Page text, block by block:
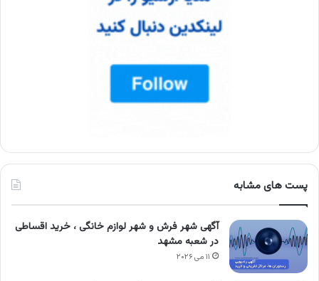
پست های مشابه
آگهی شهر فرش و شهر لوازم خانگی ، خرید اقساطی
در شعبه مشهد
۱۱ می ۲۰۲۶